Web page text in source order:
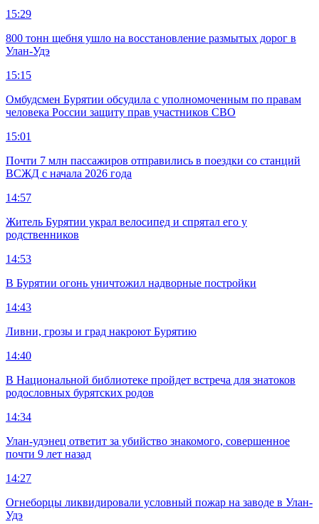
15:29
800 тонн щебня ушло на восстановление размытых дорог в
Улан-Удэ
15:15
Омбудсмен Бурятии обсудила с уполномоченным по правам
человека России защиту прав участников СВО
15:01
Почти 7 млн пассажиров отправились в поездки со станций
ВСЖД с начала 2026 года
14:57
Житель Бурятии украл велосипед и спрятал его у
родственников
14:53
В Бурятии огонь уничтожил надворные постройки
14:43
Ливни, грозы и град накроют Бурятию
14:40
В Национальной библиотеке пройдет встреча для знатоков
родословных бурятских родов
14:34
Улан-удэнец ответит за убийство знакомого, совершенное
почти 9 лет назад
14:27
Огнеборцы ликвидировали условный пожар на заводе в Улан-
Удэ